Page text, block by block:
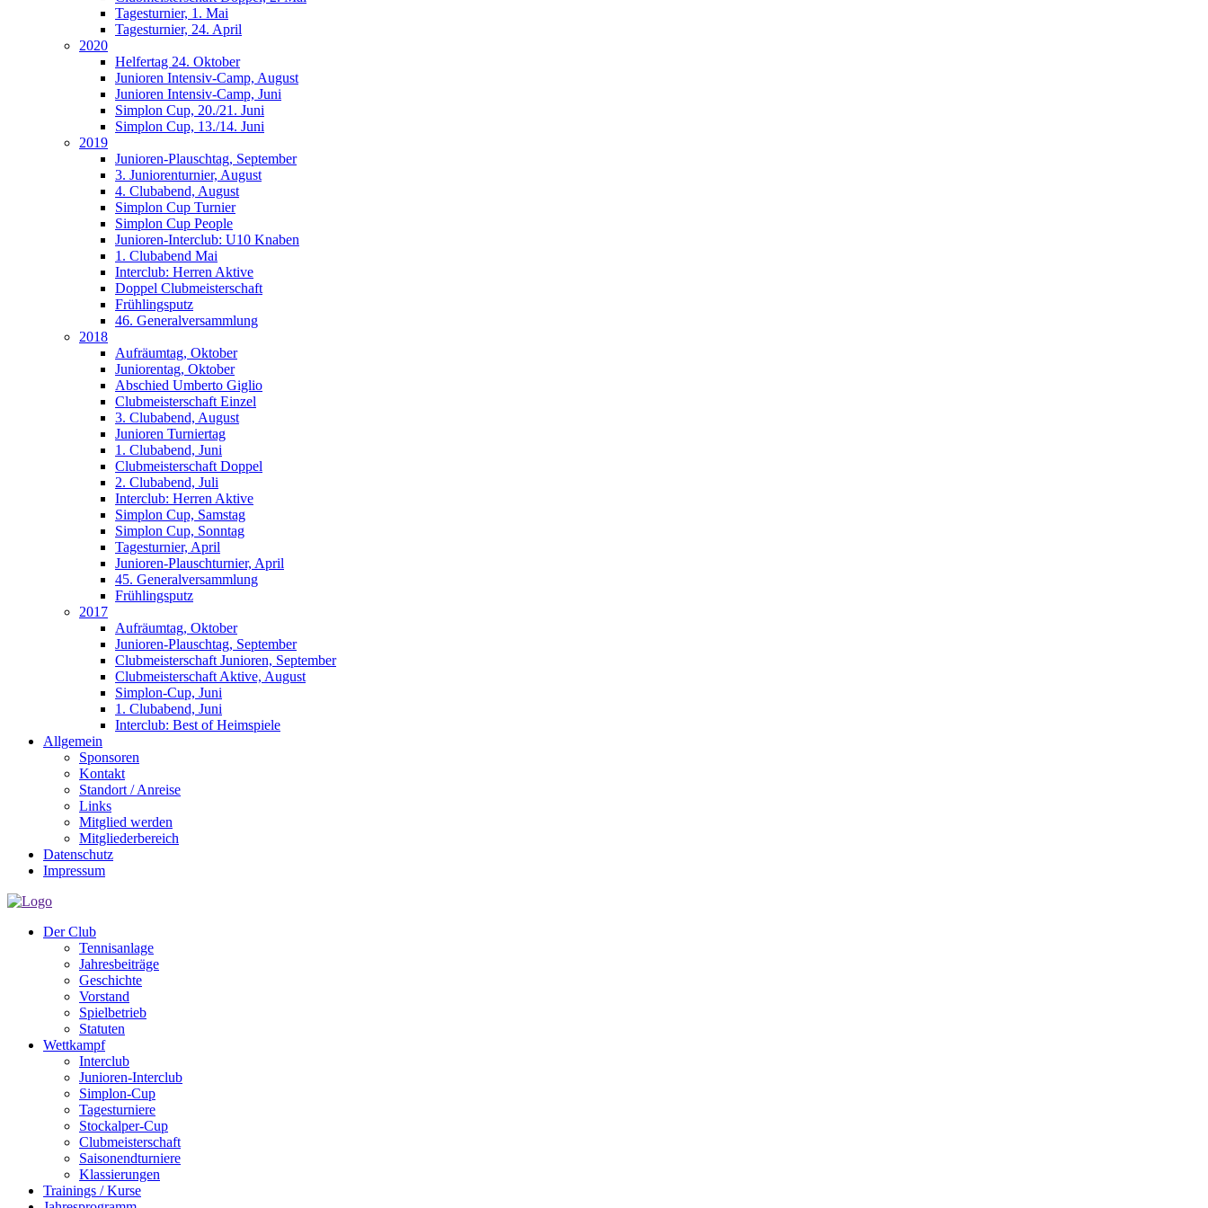
Tagesturnier, 1. Mai
Tagesturnier, 24. April
2020
Helfertag 24. Oktober
Junioren Intensiv-Camp, August
Junioren Intensiv-Camp, Juni
Simplon Cup, 20./21. Juni
Simplon Cup, 13./14. Juni
2019
Junioren-Plauschtag, September
3. Juniorenturnier, August
4. Clubabend, August
Simplon Cup Turnier
Simplon Cup People
Junioren-Interclub: U10 Knaben
1. Clubabend Mai
Interclub: Herren Aktive
Doppel Clubmeisterschaft
Frühlingsputz
46. Generalversammlung
2018
Aufräumtag, Oktober
Juniorentag, Oktober
Abschied Umberto Giglio
Clubmeisterschaft Einzel
3. Clubabend, August
Junioren Turniertag
1. Clubabend, Juni
Clubmeisterschaft Doppel
2. Clubabend, Juli
Interclub: Herren Aktive
Simplon Cup, Samstag
Simplon Cup, Sonntag
Tagesturnier, April
Junioren-Plauschturnier, April
45. Generalversammlung
Frühlingsputz
2017
Aufräumtag, Oktober
Junioren-Plauschtag, September
Clubmeisterschaft Junioren, September
Clubmeisterschaft Aktive, August
Simplon-Cup, Juni
1. Clubabend, Juni
Interclub: Best of Heimspiele
Allgemein
Sponsoren
Kontakt
Standort / Anreise
Links
Mitglied werden
Mitgliederbereich
Datenschutz
Impressum
Der Club
Tennisanlage
Jahresbeiträge
Geschichte
Vorstand
Spielbetrieb
Statuten
Wettkampf
Interclub
Junioren-Interclub
Simplon-Cup
Tagesturniere
Stockalper-Cup
Clubmeisterschaft
Saisonendturniere
Klassierungen
Trainings / Kurse